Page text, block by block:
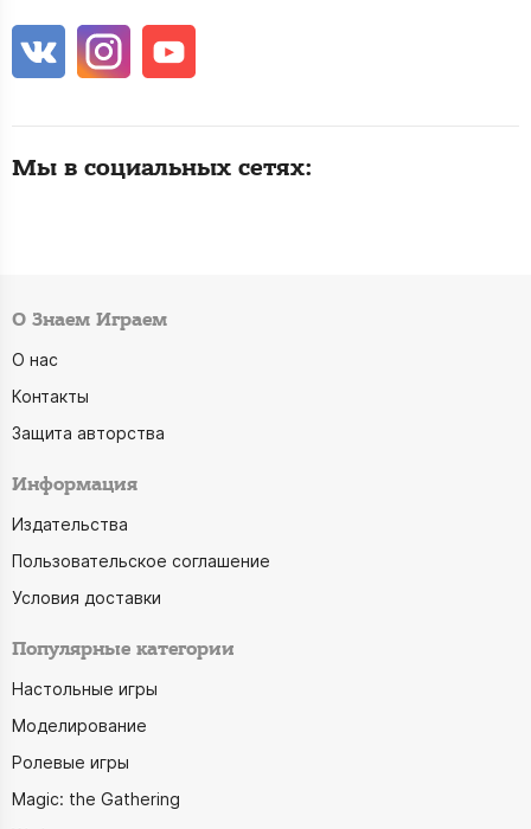
Мы в социальных сетях:
О Знаем Играем
О нас
Контакты
Защита авторства
Информация
Издательства
Пользовательское соглашение
Условия доставки
Популярные категории
Настольные игры
Моделирование
Ролевые игры
Magic: the Gathering